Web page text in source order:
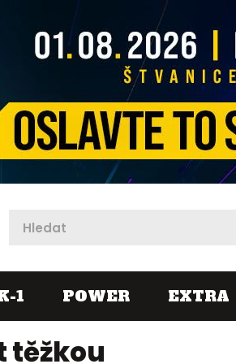
1 POWER EXTRA
těžkou